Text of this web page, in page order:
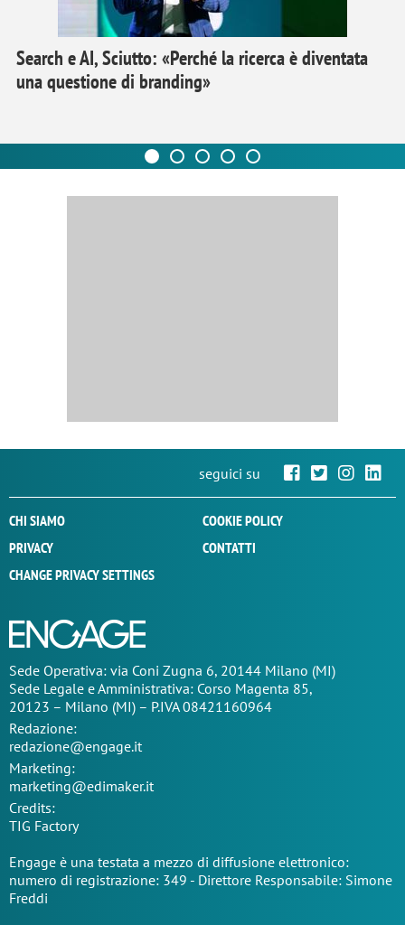
Search e AI, Sciutto: «Perché la ricerca è diventata
una questione di branding»
seguici su
CHI SIAMO
COOKIE POLICY
PRIVACY
CONTATTI
CHANGE PRIVACY SETTINGS
Sede Operativa: via Coni Zugna 6, 20144 Milano (MI)
Sede Legale e Amministrativa: Corso Magenta 85,
20123 – Milano (MI) – P.IVA 08421160964
Redazione:
redazione@engage.it
Marketing:
marketing@edimaker.it
Credits:
TIG Factory
Engage è una testata a mezzo di diffusione elettronico:
numero di registrazione: 349 - Direttore Responsabile: Simone
Freddi